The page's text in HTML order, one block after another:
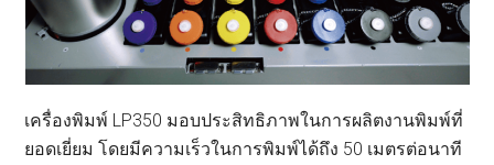
เครื่องพิมพ์ LP350 มอบประสิทธิภาพในการผลิตงานพิมพ์ที่
ยอดเยี่ยม โดยมีความเร็วในการพิมพ์ได้ถึง 50 เมตรต่อนาที